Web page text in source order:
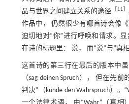
品与世界之间建立关系的途径
11
作品中， 仍然很少有哪首诗会像
迫切地对“你”进行呼唤和请求。
在诗的标题里： 说， 而“说”与“真
这首诗的第三行在最后的版本中
（sag deinen Spruch）， 但在先
判决”（künde den Wahrspruch）。